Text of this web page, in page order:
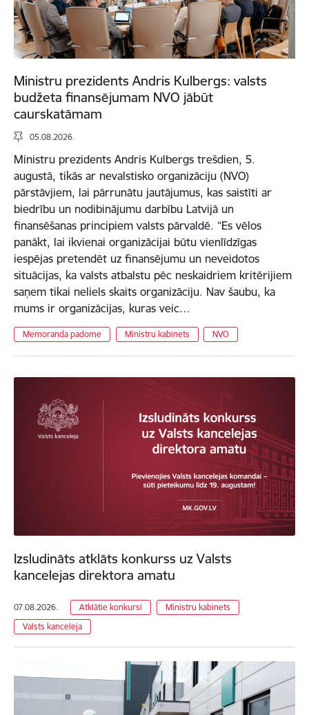
Ministru prezidents Andris Kulbergs: valsts
budžeta finansējumam NVO jābūt
caurskatāmam
05.08.2026.
Ministru prezidents Andris Kulbergs trešdien, 5.
augustā, tikās ar nevalstisko organizāciju (NVO)
pārstāvjiem, lai pārrunātu jautājumus, kas saistīti ar
biedrību un nodibinājumu darbību Latvijā un
finansēšanas principiem valsts pārvaldē. “Es vēlos
panākt, lai ikvienai organizācijai būtu vienlīdzīgas
iespējas pretendēt uz finansējumu un neveidotos
situācijas, ka valsts atbalstu pēc neskaidriem kritērijiem
saņem tikai neliels skaits organizāciju. Nav šaubu, ka
mums ir organizācijas, kuras veic…
Memoranda padome Ministru kabinets NVO
Izsludināts atklāts konkurss uz Valsts
kancelejas direktora amatu
07.08.2026. Atklātie konkursi
Ministru kabinets
Valsts kanceleja